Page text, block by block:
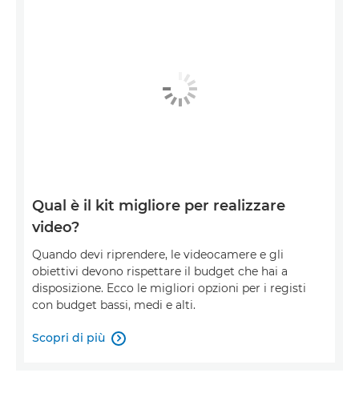
Qual è il kit migliore per realizzare
video?
Quando devi riprendere, le videocamere e gli
obiettivi devono rispettare il budget che hai a
disposizione. Ecco le migliori opzioni per i registi
con budget bassi, medi e alti.
Scopri di più 